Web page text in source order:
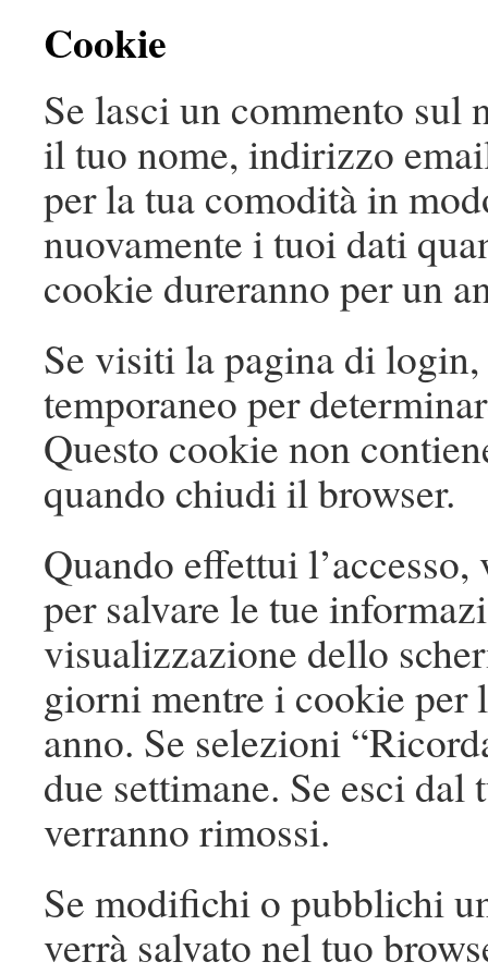
Cookie
Se lasci un commento sul
il tuo nome, indirizzo
per la tua comodità in
nuovamente i tuoi dati
cookie dureranno per un
Se visiti la pagina di
temporaneo per
Questo cookie non
quando chiudi il browser.
Quando effettui
per salvare le tue
visualizzazione dello
giorni mentre i cookie per
anno. Se selezioni
due settimane. Se esci
verranno rimossi.
Se modifichi o pubblichi
verrà salvato nel tuo